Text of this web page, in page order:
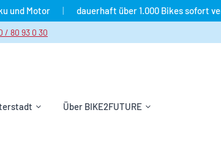
und Motor | dauerhaft über 1.000 Bikes sofort
/ 80 93 0 30
Über BIKE2FUTURE